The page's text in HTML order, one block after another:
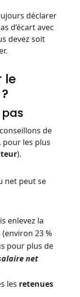
déclarer
d’écart avec
devez soit
le
de
les plus
).
net peut se
enlevez la
(environ 23 %
pour plus de
net
les retenues